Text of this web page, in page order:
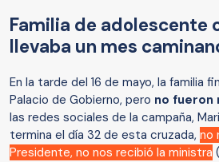
Familia de adolescente
llevaba un mes
En la tarde del 16 de mayo, la familia
Palacio de Gobierno, pero no fueron
las redes sociales de la campaña,
termina el día 32 de esta cruzada, no
Presidente, no nos recibió la ministra